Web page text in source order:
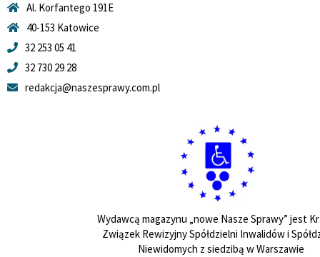
Al. Korfantego 191E
40-153 Katowice
32 253 05 41
32 730 29 28
redakcja@naszesprawy.com.pl
Wydawcą magazynu „nowe Nasze Sprawy” jest
Związek Rewizyjny Spółdzielni Inwalidów i
Niewidomych z siedzibą w Warszawie